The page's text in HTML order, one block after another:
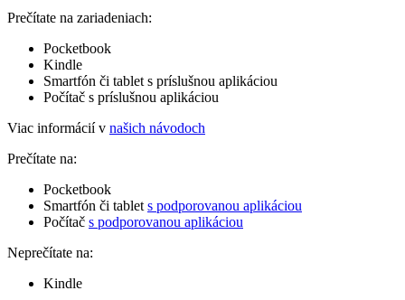
Prečítate na zariadeniach:
Pocketbook
Kindle
Smartfón či tablet s príslušnou aplikáciou
Počítač s príslušnou aplikáciou
Viac informácií v našich návodoch
Prečítate na:
Pocketbook
Smartfón či tablet s podporovanou aplikáciou
Počítač s podporovanou aplikáciou
Neprečítate na:
Kindle